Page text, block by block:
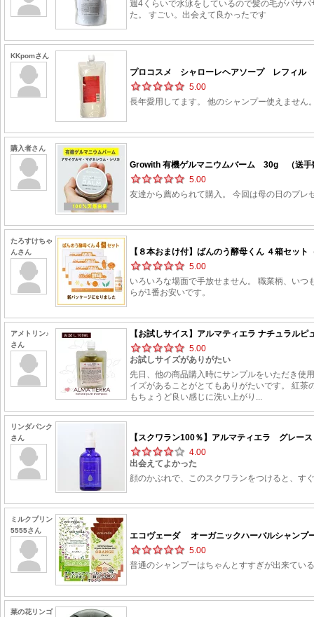
週4くらいで水泳をしているので髪の毛がパサ
た。 すごい。出会えて良かったです
KKpomさん
プロコスメ シャローレヘアソープ レフィル
5.00
長年愛用してます。 他のシャンプー使えませ
購入者さん
Growith 有機ゲルマニウムバーム 30g （送
5.00
友達から薦められて購入。 今回は母の日のプレ
たろすけちゃ
んさん
【８本おまけ付】ばんのう酵母くん ４箱セッ
5.00
いろいろな場面で手放せません。 職業柄、い
らが1番お安いです。
アメトリン♪
さん
【お試しサイス】アルマティエラ ナチュラル
5.00
お試しサイズがありがたい
先日、他の商品購入時にサンプルをいただき使
イズがあることがとてもありがたいです。 紅
もちょうど良い感じに洗い上がり...
リンダパンク
さん
【スクワラン100％】アルマティエラ グレー
4.00
出会えてよかった
顔のかぶれで、このスクワランをつけると、す
ミルクプリン
5555さん
エコヴェーダ オーガニックハーバルシャン
5.00
普通のシャンプーはちゃんとすすぎが出来てい
菜の花リンゴ